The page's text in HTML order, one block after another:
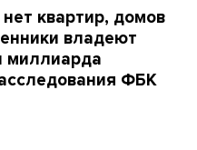
квартир, домов
владеют
миллиарда
ФБК